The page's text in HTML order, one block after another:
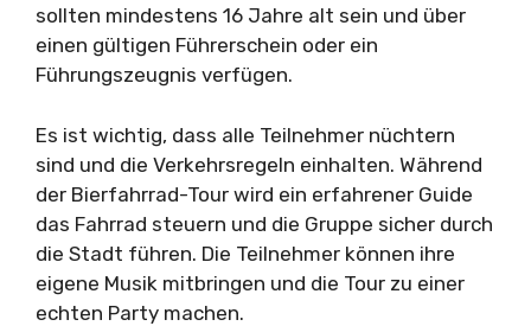
sollten mindestens 16 Jahre alt sein und über
einen gültigen Führerschein oder ein
Führungszeugnis verfügen.
Es ist wichtig, dass alle Teilnehmer nüchtern
sind und die Verkehrsregeln einhalten. Während
der Bierfahrrad-Tour wird ein erfahrener Guide
das Fahrrad steuern und die Gruppe sicher durch
die Stadt führen. Die Teilnehmer können ihre
eigene Musik mitbringen und die Tour zu einer
echten Party machen.